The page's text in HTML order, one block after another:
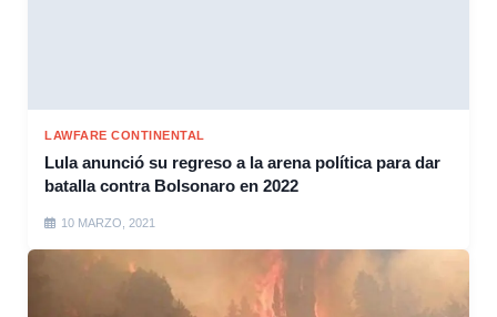
LAWFARE CONTINENTAL
Lula anunció su regreso a la arena política para dar
batalla contra Bolsonaro en 2022
10 MARZO, 2021